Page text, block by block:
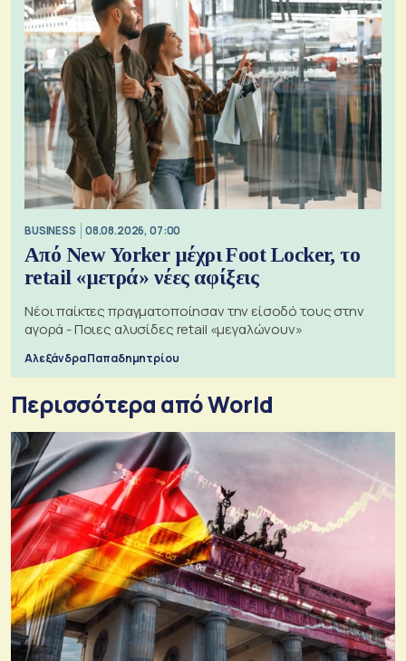
BUSINESS 08.08.2026, 07:00
Από New Yorker μέχρι Foot Locker, το
retail «μετρά» νέες αφίξεις
Νέοι παίκτες πραγματοποίησαν την είσοδό τους στην
αγορά - Ποιες αλυσίδες retail «μεγαλώνουν»
Αλεξάνδρα Παπαδημητρίου
Περισσότερα από World